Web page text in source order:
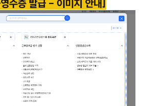
수증 발급 - 이미지 안내]